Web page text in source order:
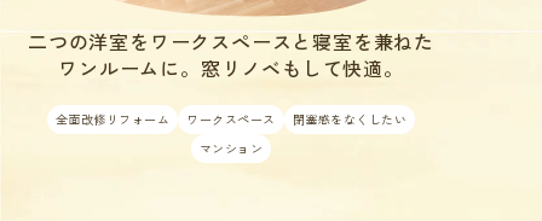
二つの洋室をワークスペースと寝室を兼ねた
ワンルームに。窓リノベもして快適。
全面改修リフォーム ワークスペース
閉塞感をなくしたい
マンション